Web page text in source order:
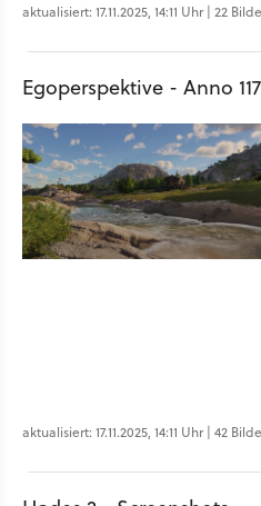
aktualisiert: 17.11.2025, 14:11 Uhr | 22
Egoperspektive - Anno 117
aktualisiert: 17.11.2025, 14:11 Uhr | 42